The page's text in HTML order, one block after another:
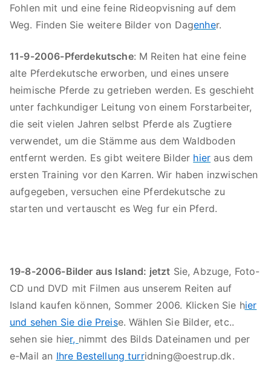
Fohlen mit und eine feine Rideopvisning auf dem
Weg. Finden Sie weitere Bilder von Dagenher.
11-9-2006-Pferdekutsche: M Reiten hat eine feine
alte Pferdekutsche erworben, und eines unsere
heimische Pferde zu getrieben werden. Es geschieht
unter fachkundiger Leitung von einem Forstarbeiter,
die seit vielen Jahren selbst Pferde als Zugtiere
verwendet, um die Stämme aus dem Waldboden
entfernt werden. Es gibt weitere Bilder hier aus dem
ersten Training vor den Karren. Wir haben inzwischen
aufgegeben, versuchen eine Pferdekutsche zu
starten und vertauscht es Weg fur ein Pferd.
19-8-2006-Bilder aus Island: jetzt Sie, Abzuge, Foto-
CD und DVD mit Filmen aus unserem Reiten auf
Island kaufen können, Sommer 2006. Klicken Sie hier
und sehen Sie die Preise. Wählen Sie Bilder, etc..
sehen sie hier, nimmt des Bilds Dateinamen und per
e-Mail an Ihre Bestellung turridning@oestrup.dk.